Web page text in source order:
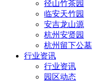
径山竹茶园
临安天竹园
安吉龙山源
杭州安贤园
杭州留下公墓
行业资讯
行业资讯
园区动态